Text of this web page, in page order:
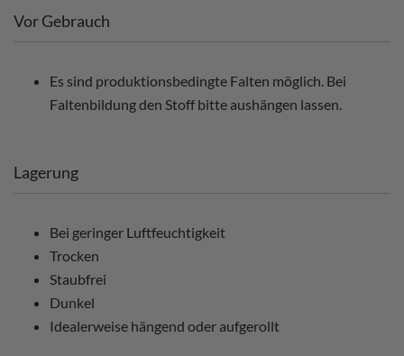
Vor Gebrauch
Es sind produktionsbedingte Falten möglich. Bei
Faltenbildung den Stoff bitte aushängen lassen.
Lagerung
Bei geringer Luftfeuchtigkeit
Trocken
Staubfrei
Dunkel
Idealerweise hängend oder aufgerollt